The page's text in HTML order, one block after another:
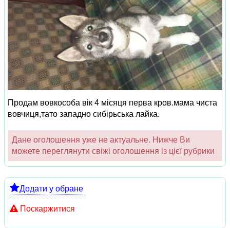
Продам вовкособа вік 4 місяця перва кров.мама чиста
вовчиця,тато западно сибірьська лайка.
Дане оголошення уже не актуальне. Нижче Ви
можете переглянути свіжі оголошення із цієї рубрики
Додати у обране
Поскаржитися